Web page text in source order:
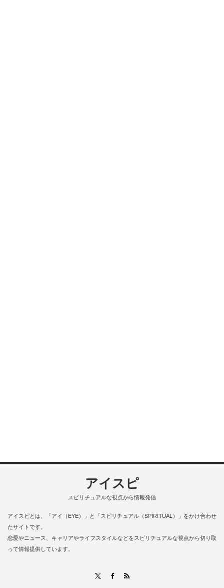
アイスピ
スピリチュアルな視点から情報発信
アイスピとは、「アイ（EYE）」と「スピリチュアル（SPIRITUAL）」をかけ合わせ
たサイトです。
恋愛やニュース、キャリアやライフスタイルなどをスピリチュアルな視点から切り取
って情報提供しています。
Facebook